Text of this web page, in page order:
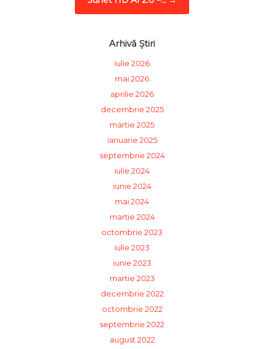
Arhivă Știri
iulie 2026
mai 2026
aprilie 2026
decembrie 2025
martie 2025
ianuarie 2025
septembrie 2024
iulie 2024
iunie 2024
mai 2024
martie 2024
octombrie 2023
iulie 2023
iunie 2023
martie 2023
decembrie 2022
octombrie 2022
septembrie 2022
august 2022